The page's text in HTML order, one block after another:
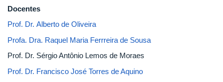
Docentes
Prof. Dr. Alberto de Oliveira
Profa. Dra. Raquel Maria Ferrreira de Sousa
Prof. Dr. Sérgio Antônio Lemos de Moraes
Prof. Dr. Francisco José Torres de Aquino